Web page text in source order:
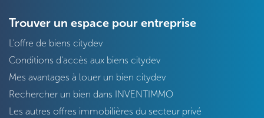
Trouver un espace pour entreprise
L'offre de biens citydev
Conditions d'accès aux biens citydev
Mes avantages à louer un bien citydev
Rechercher un bien dans INVENTIMMO
Les autres offres immobilières du secteur privé